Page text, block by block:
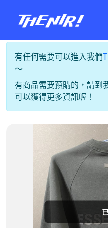
有任何需要可以進入我們
～
有商品需要預購的，請到
可以獲得更多資訊喔！